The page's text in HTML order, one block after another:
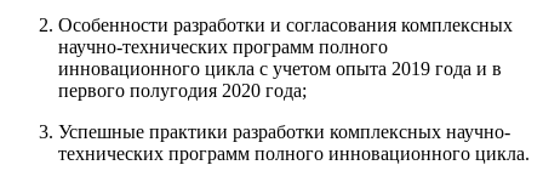
Особенности разработки и согласования комплексных
научно-технических программ полного
инновационного цикла с учетом опыта 2019 года и в
первого полугодия 2020 года;
Успешные практики разработки комплексных научно-
технических программ полного инновационного цикла.